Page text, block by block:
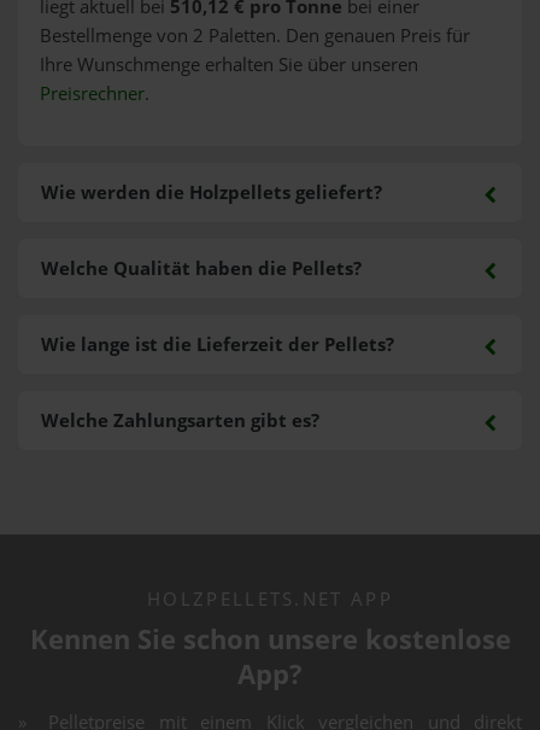
liegt aktuell bei 510,12 € pro Tonne bei einer
Bestellmenge von 2 Paletten. Den genauen Preis für
Ihre Wunschmenge erhalten Sie über unseren
Preisrechner.
Wie werden die Holzpellets geliefert?
Welche Zahlungsarten gibt es?
Welche Qualität haben die Pellets?
Wie lange ist die Lieferzeit der Pellets?
HOLZPELLETS.NET APP
Kennen Sie schon unsere kostenlose
App?
Pelletpreise mit einem Klick vergleichen und direkt